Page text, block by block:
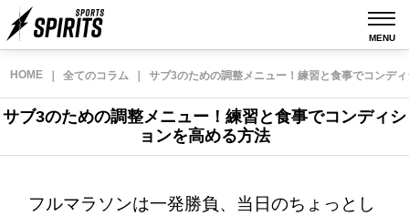
MENU
HOME 全てのコラム サブ3のための調整メニュー！練習と食事でコンデ
サブ3のための調整メニュー！練習と食事でコンディシ
ョンを高める方法
フルマラソンは一発勝負、当日のちょっとし